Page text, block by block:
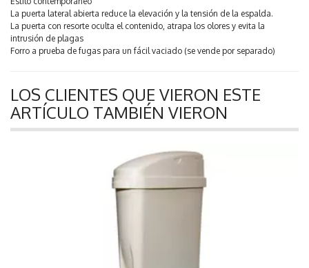
La puerta lateral abierta reduce la elevación y la tensión de la espalda.
La puerta con resorte oculta el contenido, atrapa los olores y evita la
intrusión de plagas
Forro a prueba de fugas para un fácil vaciado (se vende por separado)
LOS CLIENTES QUE VIERON ESTE
ARTÍCULO TAMBIÉN VIERON